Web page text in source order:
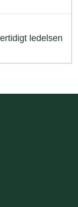
ledelsen